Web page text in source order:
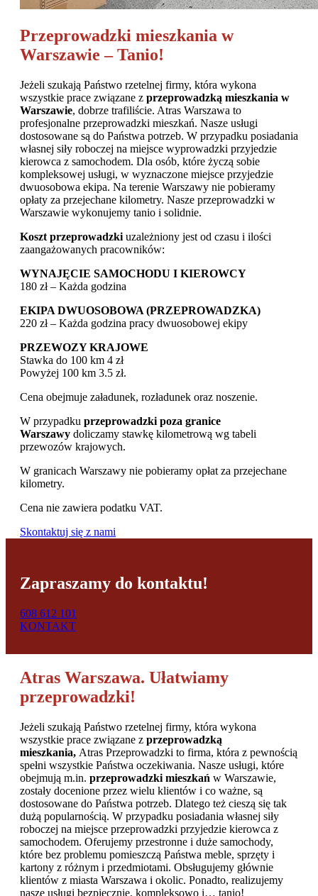
Przeprowadzki mieszkania w
Warszawie – Tanio!
Jeżeli szukają Państwo rzetelnej firmy, która wykona
wszystkie prace związane z przeprowadzką mieszkania w
Warszawie, dobrze trafiliście. Atras Warszawa to
profesjonalne przeprowadzki mieszkań. Nasze usługi
dostosowane są do Państwa potrzeb. W przypadku posiadania
własnej siły roboczej na miejsce wyprowadzki przyjedzie
kierowca z samochodem. Dla osób, które życzą sobie
kompleksowej usługi, w wyznaczone miejsce przyjedzie
dwuosobowa ekipa. Na terenie Warszawy nie pobieramy
opłaty za przejechane kilometry. Nasze przeprowadzki w
Warszawie wykonujemy tanio i solidnie.
Koszt przeprowadzki uzależniony jest od czasu i ilości
zaangażowanych pracowników:
WYNAJĘCIE SAMOCHODU I KIEROWCY
180 zł – Każda godzina
EKIPA DWUOSOBOWA (PRZEPROWADZKA)
220 zł – Każda godzina pracy dwuosobowej ekipy
PRZEWOZY KRAJOWE
Stawka do 100 km 4 zł
Powyżej 100 km 3.5 zł.
Cena obejmuje załadunek, rozładunek oraz noszenie.
W przypadku przeprowadzki poza granice
Warszawy doliczamy stawkę kilometrową wg tabeli
przewozów krajowych.
W granicach Warszawy nie pobieramy opłat za przejechane
kilometry.
Cena nie zawiera podatku VAT.
Skontaktuj się z nami
Zapraszamy do kontaktu!
608 612 101
KONTAKT
Atras Warszawa. Ułatwiamy
przeprowadzki!
Jeżeli szukają Państwo rzetelnej firmy, która wykona
wszystkie prace związane z przeprowadzką
mieszkania, Atras Przeprowadzki to firma, która z pewnością
spełni wszystkie Państwa oczekiwania. Nasze usługi, które
obejmują m.in. przeprowadzki mieszkań w Warszawie,
zostały docenione przez wielu klientów i co ważne, są
dostosowane do Państwa potrzeb. Dlatego też cieszą się tak
dużą popularnością. W przypadku posiadania własnej siły
roboczej na miejsce przeprowadzki przyjedzie kierowca z
samochodem. Oferujemy przestronne i duże samochody,
które bez problemu pomieszczą Państwa meble, sprzęty i
kartony z różnym i przedmiotami. Obsługujemy głównie
klientów z miasta Warszawa i okolic. Ponadto, realizujemy
nasze usługi bezpiecznie, kompleksowo i… tanio!